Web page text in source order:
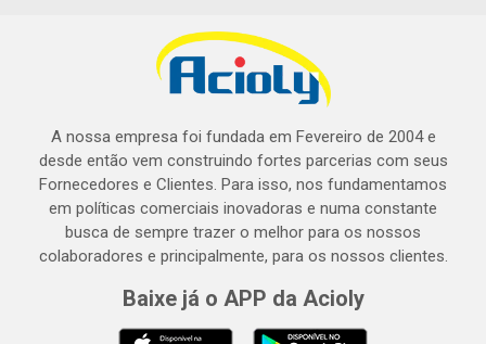
A nossa empresa foi fundada em Fevereiro de 2004 e
desde então vem construindo fortes parcerias com seus
Fornecedores e Clientes. Para isso, nos fundamentamos
em políticas comerciais inovadoras e numa constante
busca de sempre trazer o melhor para os nossos
colaboradores e principalmente, para os nossos clientes.
Baixe já o APP da Acioly